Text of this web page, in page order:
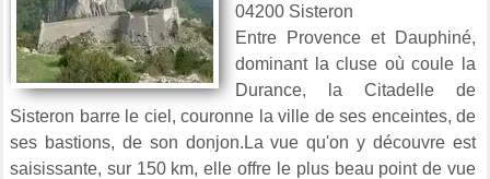
04200 Sisteron
Entre Provence et Dauphiné,
dominant la cluse où coule la
Durance, la Citadelle de
Sisteron barre le ciel, couronne la ville de ses enceintes, de
ses bastions, de son donjon.La vue qu'on y découvre est
saisissante, sur 150 km, elle offre le plus beau point de vue